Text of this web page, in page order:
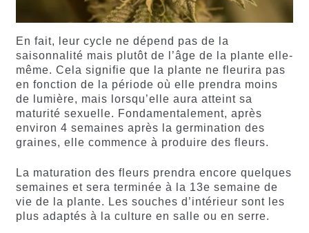
En fait, leur cycle ne dépend pas de la
saisonnalité mais plutôt de l’âge de la plante elle-
même. Cela signifie que la plante ne fleurira pas
en fonction de la période où elle prendra moins
de lumière, mais lorsqu’elle aura atteint sa
maturité sexuelle. Fondamentalement, après
environ 4 semaines après la germination des
graines, elle commence à produire des fleurs.
La maturation des fleurs prendra encore quelques
semaines et sera terminée à la 13e semaine de
vie de la plante. Les souches d’intérieur sont les
plus adaptés à la culture en salle ou en serre.